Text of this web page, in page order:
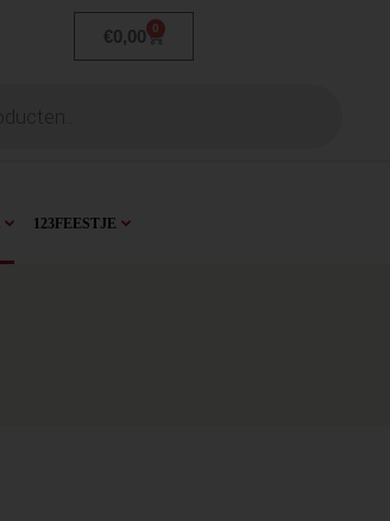
€0,00 0
123FEESTJE